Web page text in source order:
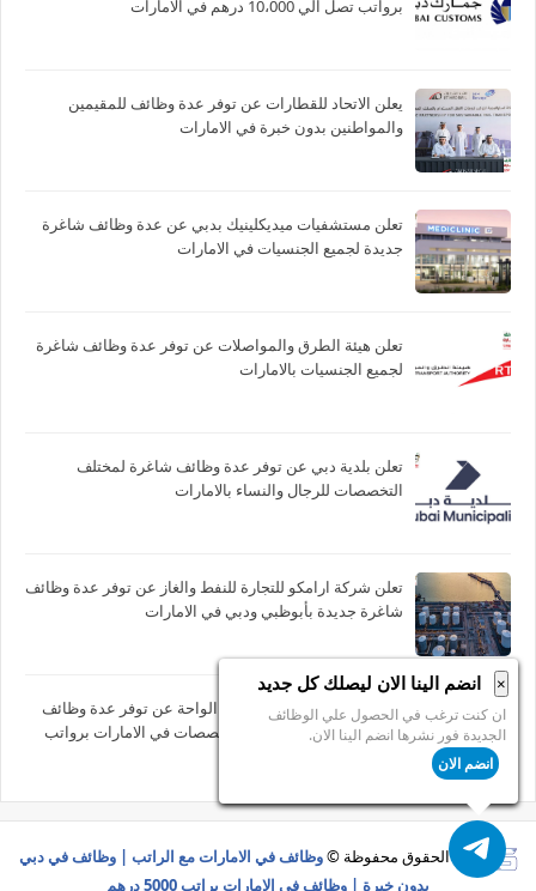
× انضم الينا الان ليصلك كل جديد
ان كنت ترغب في الحصول علي الوظائف
الجديدة فور نشرها انضم الينا الان.
انضم الان
برواتب تصل الي 10،000 درهم في الامارات
يعلن الاتحاد للقطارات عن توفر عدة وظائف للمقيمين
والمواطنين بدون خبرة في الامارات
تعلن مستشفيات ميديكلينيك بدبي عن عدة وظائف شاغرة
جديدة لجميع الجنسيات في الامارات
تعلن هيئة الطرق والمواصلات عن توفر عدة وظائف شاغرة
لجميع الجنسيات بالامارات
تعلن بلدية دبي عن توفر عدة وظائف شاغرة لمختلف
التخصصات للرجال والنساء بالامارات
تعلن شركة ارامكو للتجارة للنفط والغاز عن توفر عدة وظائف
شاغرة جديدة بأبوظبي ودبي في الامارات
تعلن مدرسة جيمس متروبول الواحة عن توفر عدة وظائف
شاغرة جديدة في مختلف التخصصات في الامارات برواتب
جميع الحقوق محفوظة ©وظائف في الامارات مع الراتب | وظائف في دبي
بدون خبرة | وظائف في الامارات براتب 5000 درهم